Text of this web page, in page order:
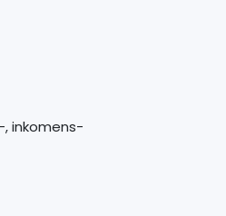
inkomens-